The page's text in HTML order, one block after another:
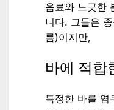
음료와 느긋한
니다. 그들은
름)이지만,
바에 적합
특정한 바를 염